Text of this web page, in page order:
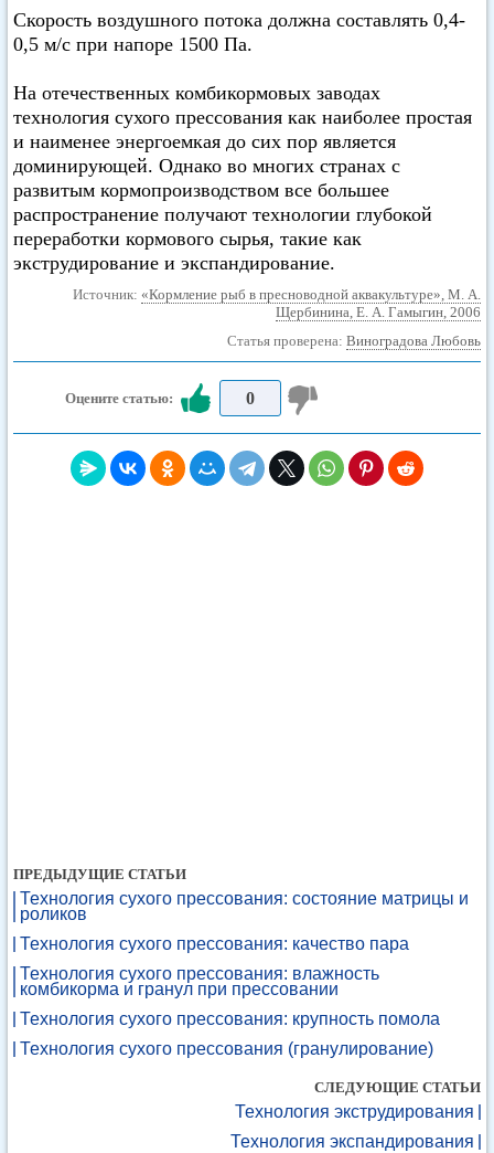
Скорость воздушного потока должна составлять 0,4-
0,5 м/с при напоре 1500 Па.
На отечественных комбикормовых заводах
технология сухого прессования как наиболее простая
и наименее энергоемкая до сих пор является
доминирующей. Однако во многих странах с
развитым кормопроизводством все большее
распространение получают технологии глубокой
переработки кормового сырья, такие как
экструдирование и экспандирование.
Источник: «Кормление рыб в пресноводной аквакультуре», М. А.
Щербинина, Е. А. Гамыгин, 2006
Статья проверена: Виноградова Любовь
Оцените статью: 0
ПРЕДЫДУЩИЕ СТАТЬИ
Технология сухого прессования: состояние матрицы и
роликов
Технология сухого прессования: качество пара
Технология сухого прессования: влажность
комбикорма и гранул при прессовании
Технология сухого прессования: крупность помола
Технология сухого прессования (гранулирование)
СЛЕДУЮЩИЕ СТАТЬИ
Технология экструдирования
Технология экспандирования